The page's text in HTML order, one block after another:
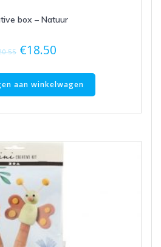
box – Natuur
€18.50
aan winkelwagen